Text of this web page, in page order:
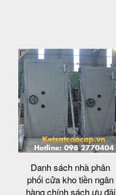
Danh sách nhà phân
phối cửa kho tiền ngân
hàng chính sách ưu đãi